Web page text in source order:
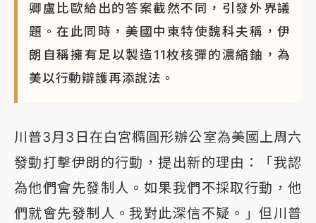
卿盧比歐給出的答案截然不同，引發外界議
題。在此同時，美國中東特使魏科夫稱，伊
朗自稱擁有足以製造11枚核彈的濃縮鈾，為
美以行動辯護再添說法。
川普3月3日在白宮橢圓形辦公室為美國上周六
發動打擊伊朗的行動，提出新的理由：「我認
為他們會先發制人。如果我們不採取行動，他
們就會先發制人。我對此深信不疑。」但川普